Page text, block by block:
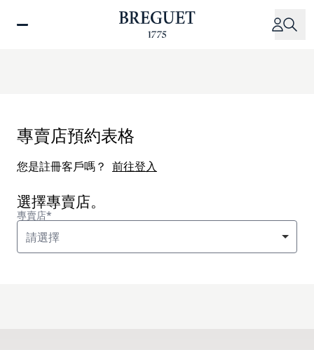
專賣店預約表格
您是註冊客戶嗎？ 前往登入
選擇專賣店。
專賣店*
請選擇